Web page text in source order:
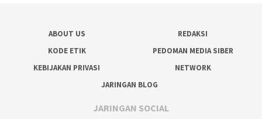
ABOUT US
REDAKSI
KODE ETIK
PEDOMAN MEDIA SIBER
KEBIJAKAN PRIVASI
NETWORK
JARINGAN BLOG
JARINGAN SOCIAL